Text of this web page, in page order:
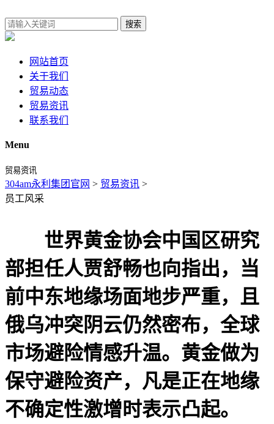
搜索
网站首页
关于我们
贸易动态
贸易资讯
联系我们
Menu
贸易资讯
304am永利集团官网 > 贸易资讯 >
员工风采
世界黄金协会中国区研究
部担任人贾舒畅也向指出，当
前中东地缘场面地步严重，且
俄乌冲突阴云仍然密布，全球
市场避险情感升温。黄金做为
保守避险资产，凡是正在地缘
不确定性激增时表示凸起。